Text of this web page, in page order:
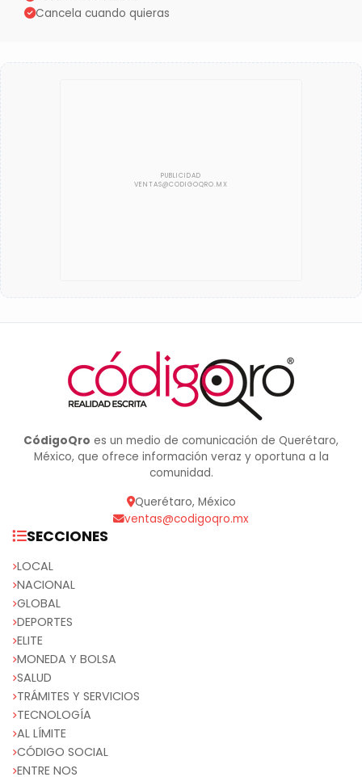
Cancela cuando quieras
CódigoQro es un medio de comunicación de Querétaro,
México, que ofrece información veraz y oportuna a la
comunidad.
Querétaro, México
ventas@codigoqro.mx
SECCIONES
LOCAL
NACIONAL
GLOBAL
DEPORTES
ELITE
MONEDA Y BOLSA
SALUD
TRÁMITES Y SERVICIOS
TECNOLOGÍA
AL LÍMITE
CÓDIGO SOCIAL
ENTRE NOS